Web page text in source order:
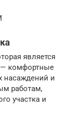
является
— комфортные
насаждений и
работам,
участка и